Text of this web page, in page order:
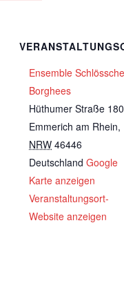
Ensemble
Borghees
Hüthumer Straße 180
Emmerich am Rhein,
NRW 46446
Deutschland Google
Karte anzeigen
Veranstaltungsort-
Website anzeigen